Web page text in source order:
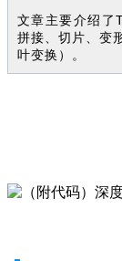
文章主要介绍了
拼接、切片、变
叶变换）。